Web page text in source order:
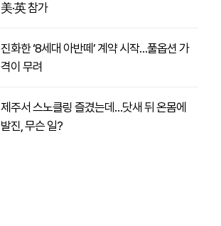
美·英 참가
진화한 ‘8세대 아반떼’ 계약 시작…풀옵션 가
격이 무려
제주서 스노클링 즐겼는데…닷새 뒤 온몸에
발진, 무슨 일?